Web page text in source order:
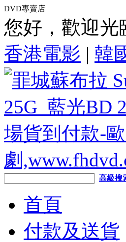
DVD專賣店
您好，歡迎光
香港電影 | 韓
高級搜
首頁
付款及送貨